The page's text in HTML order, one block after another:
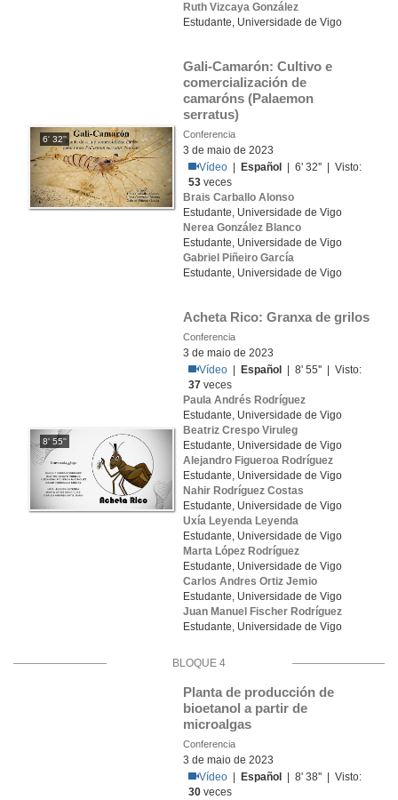
Ruth Vizcaya González
Estudante, Universidade de Vigo
6' 32''
Gali-Camarón: Cultivo e
comercialización de
camaróns (Palaemon
serratus)
Conferencia
3 de maio de 2023
Vídeo
Español
| 6' 32'' | Visto:
53 veces
Brais Carballo Alonso
Estudante, Universidade de Vigo
Nerea González Blanco
Estudante, Universidade de Vigo
Gabriel Piñeiro García
Estudante, Universidade de Vigo
8' 55''
Acheta Rico: Granxa de grilos
Conferencia
3 de maio de 2023
Vídeo
Español
| 8' 55'' | Visto:
37 veces
Paula Andrés Rodríguez
Estudante, Universidade de Vigo
Beatriz Crespo Viruleg
Estudante, Universidade de Vigo
Alejandro Figueroa Rodríguez
Estudante, Universidade de Vigo
Nahir Rodríguez Costas
Estudante, Universidade de Vigo
Uxía Leyenda Leyenda
Estudante, Universidade de Vigo
Marta López Rodríguez
Estudante, Universidade de Vigo
Carlos Andres Ortiz Jemio
Estudante, Universidade de Vigo
Juan Manuel Fischer Rodríguez
Estudante, Universidade de Vigo
BLOQUE 4
Planta de producción de
bioetanol a partir de
microalgas
Conferencia
3 de maio de 2023
Vídeo
Español
| 8' 38'' | Visto:
30 veces